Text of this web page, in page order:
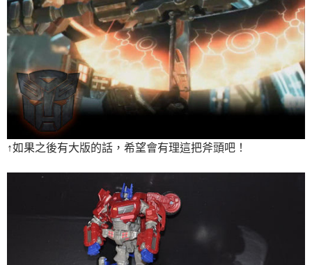
↑如果之後有大版的話，希望會有理這把斧頭吧！